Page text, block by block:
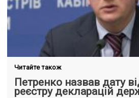
Читайте також
Петренко назвав дату
реєстру декларацій